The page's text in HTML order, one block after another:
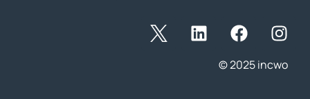
© 2025 incwo